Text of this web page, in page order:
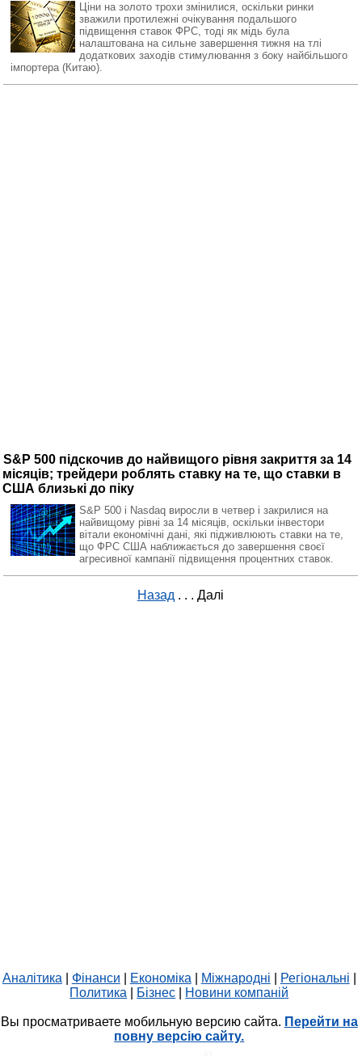
Ціни на золото трохи змінилися, оскільки ринки
зважили протилежні очікування подальшого
підвищення ставок ФРС, тоді як мідь була
налаштована на сильне завершення тижня на тлі
додаткових заходів стимулювання з боку найбільшого
імпортера (Китаю).
S&P 500 підскочив до найвищого рівня закриття за 14
місяців; трейдери роблять ставку на те, що ставки в
США близькі до піку
S&P 500 і Nasdaq виросли в четвер і закрилися на
найвищому рівні за 14 місяців, оскільки інвестори
вітали економічні дані, які підживлюють ставки на те,
що ФРС США наближається до завершення своєї
агресивної кампанії підвищення процентних ставок.
Назад . . . Далі
Аналітика Фінанси Економіка Міжнародні Регіональні
Политика
Бізнес Новини компаній
Вы просматриваете мобильную версию сайта. Перейти на
повну версію сайту.